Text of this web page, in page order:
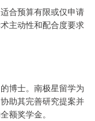
合预算有限或仅申请
主动性和配合度要求
博士。南极星留学为
助其完善研究提案并
额奖学金。